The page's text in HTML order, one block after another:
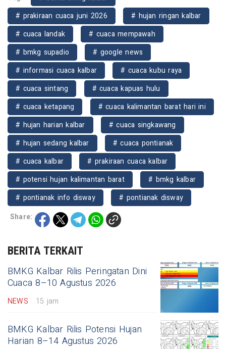
# prakiraan cuaca juni 2026
# hujan ringan kalbar
# cuaca landak
# cuaca mempawah
# bmkg supadio
# google news
# informasi cuaca kalbar
# cuaca kubu raya
# cuaca sintang
# cuaca kapuas hulu
# cuaca ketapang
# cuaca kalimantan barat hari ini
# hujan harian kalbar
# cuaca singkawang
# hujan sedang kalbar
# cuaca pontianak
# cuaca kalbar
# prakiraan cuaca kalbar
# potensi hujan kalimantan barat
# bmkg kalbar
# pontianak info disway
# pontianak disway
Share:
BERITA TERKAIT
BMKG Kalbar Rilis Peringatan Dini
Cuaca 8–10 Agustus 2026
NEWS 15 jam
BMKG Kalbar Rilis Potensi Hujan
Harian 8–14 Agustus 2026